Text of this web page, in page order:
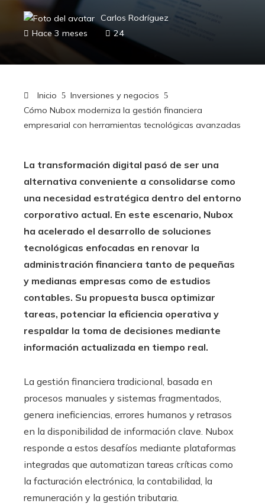
Carlos Rodríguez
Hace 3 meses
24
Inicio
Inversiones y negocios
Cómo Nubox moderniza la gestión financiera
empresarial con herramientas tecnológicas avanzadas
La transformación digital pasó de ser una
alternativa conveniente a consolidarse como
una necesidad estratégica dentro del entorno
corporativo actual. En este escenario, Nubox
ha acelerado el desarrollo de soluciones
tecnológicas enfocadas en renovar la
administración financiera tanto de pequeñas
y medianas empresas como de estudios
contables. Su propuesta busca optimizar
tareas, potenciar la eficiencia operativa y
respaldar la toma de decisiones mediante
información actualizada en tiempo real.
La gestión financiera tradicional, basada en
procesos manuales y sistemas fragmentados,
genera ineficiencias, errores humanos y retrasos
en la disponibilidad de información clave. Nubox
responde a estos desafíos mediante plataformas
integradas que automatizan tareas críticas como
la facturación electrónica, la contabilidad, la
remuneración y la gestión tributaria.